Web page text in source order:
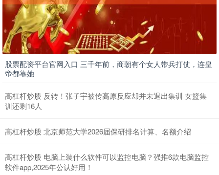
股票配资平台官网入口 三千年前，商朝有个女人带兵打仗，连皇
帝都靠她
高杠杆炒股 反转！张子宇被传高原反应却并未退出集训 女篮集
训还剩16人
高杠杆炒股 北京师范大学2026届保研排名计算、名额介绍
高杠杆炒股 电脑上装什么软件可以监控电脑？强推6款电脑监控
软件app,2025年公认好用！